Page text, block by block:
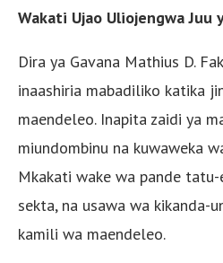
Wakati Ujao Uliojengwa Juu
Dira ya Gavana Mathius D.
inaashiria mabadiliko katika
maendeleo. Inapita zaidi ya
miundombinu na kuwaweka
Mkakati wake wa pande
sekta, na usawa wa kikanda-
kamili wa maendeleo.